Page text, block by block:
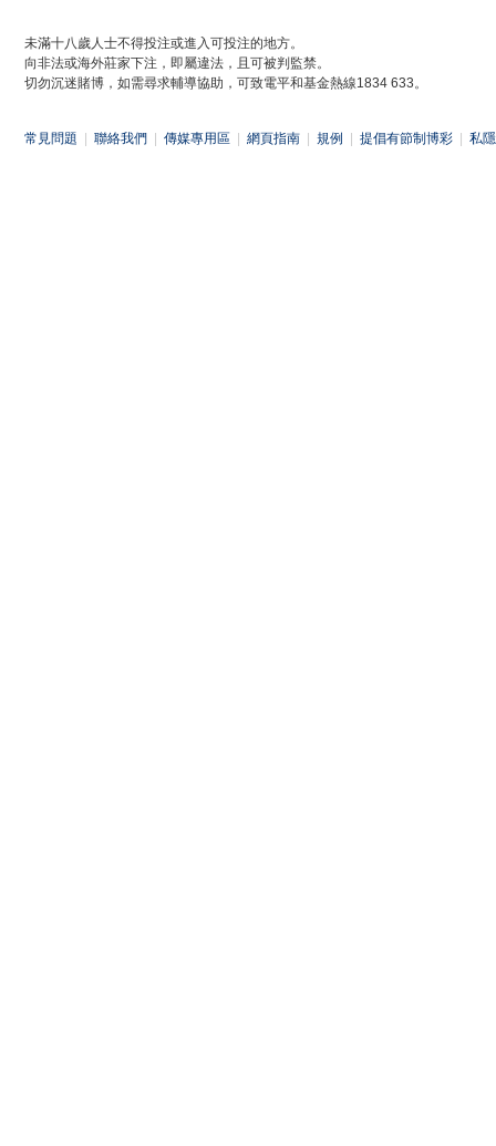
未滿十八歲人士不得投注或進入可投注的地方。
向非法或海外莊家下注，即屬違法，且可被判監禁。
切勿沉迷賭博，如需尋求輔導協助，可致電平和基金熱線1834 633。
常見問題 聯絡我們 傳媒專用區 網頁指南 規例 提倡有節制博彩 私